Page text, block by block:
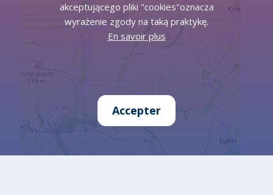
akceptującego pliki "cookies"oznacza
wyrażenie zgody na taką praktykę.
En savoir plus
Accepter